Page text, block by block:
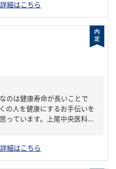
細はこちら
のは健康寿命が長いことで
の人を健康にするお手伝いを
っています。上尾中央医科...
細はこちら